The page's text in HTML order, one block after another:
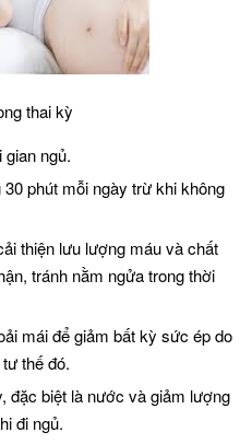
thai kỳ
ngủ.
phút mỗi ngày trừ khi không
thiện lưu lượng máu và chất
tránh nằm ngửa trong thời
mái để giảm bất kỳ sức ép do
thế đó.
đặc biệt là nước và giảm lượng
đi ngủ.